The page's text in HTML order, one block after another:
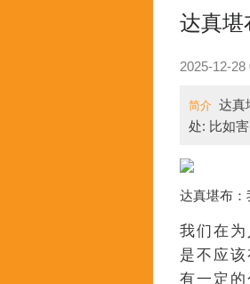
达真堪
2025-12-28
简介 达真
处: 比如
达真堪布：
我们在
是不应
有一定的